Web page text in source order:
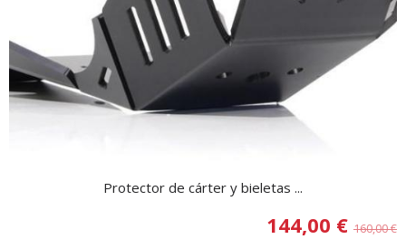
Protector de cárter y bieletas ...
144,00 € 160,00 €